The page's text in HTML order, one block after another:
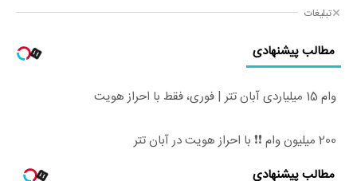
تبلیغات
مطالب پیشنهادی
وام 15 میلیاردی آبان تتر | فوری، فقط با احراز هویت
200 میلیون وام ❗❗ با احراز هویت در آبان تتر
مطالب پیشنهادی